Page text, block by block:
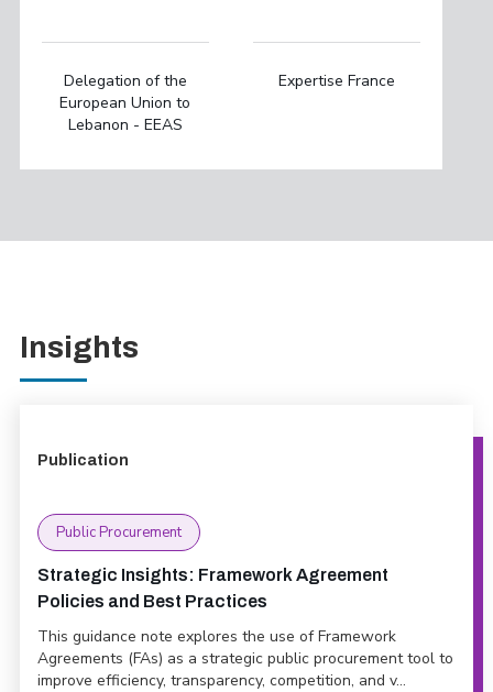
Delegation of the
European Union to
Lebanon - EEAS
Expertise France
Insights
Publication
Public Procurement
Strategic Insights: Framework Agreement
Policies and Best Practices
This guidance note explores the use of Framework
Agreements (FAs) as a strategic public procurement tool to
improve efficiency, transparency, competition, and v...